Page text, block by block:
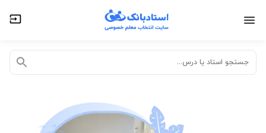
جستجو استاد یا درس...
تدریس خصوصی آنلاین